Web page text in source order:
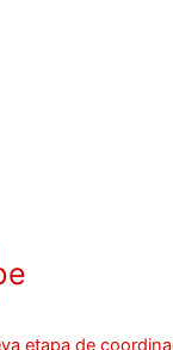
etapa de